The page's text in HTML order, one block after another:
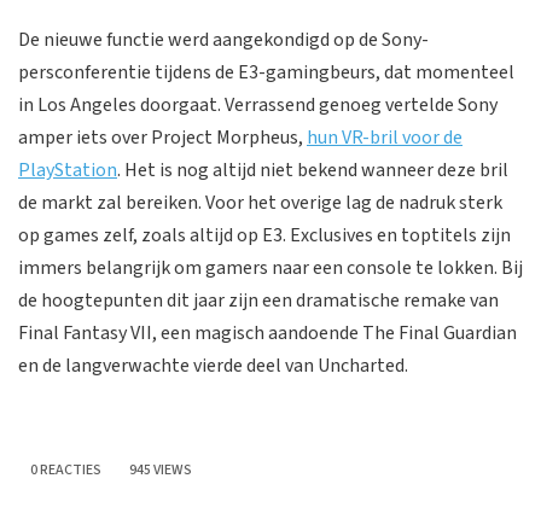
De nieuwe functie werd aangekondigd op de Sony-
persconferentie tijdens de E3-gamingbeurs, dat momenteel
in Los Angeles doorgaat. Verrassend genoeg vertelde Sony
amper iets over Project Morpheus, hun VR-bril voor de
PlayStation. Het is nog altijd niet bekend wanneer deze bril
de markt zal bereiken. Voor het overige lag de nadruk sterk
op games zelf, zoals altijd op E3. Exclusives en toptitels zijn
immers belangrijk om gamers naar een console te lokken. Bij
de hoogtepunten dit jaar zijn een dramatische remake van
Final Fantasy VII, een magisch aandoende The Final Guardian
en de langverwachte vierde deel van Uncharted.
0 REACTIES 945 VIEWS